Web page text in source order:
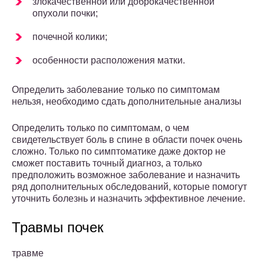
опухоли почки;
почечной колики;
особенности расположения матки.
Определить заболевание только по симптомам
нельзя, необходимо сдать дополнительные анализы
Определить только по симптомам, о чем
свидетельствует боль в спине в области почек очень
сложно. Только по симптоматике даже доктор не
сможет поставить точный диагноз, а только
предположить возможное заболевание и назначить
ряд дополнительных обследований, которые помогут
уточнить болезнь и назначить эффективное лечение.
Травмы почек
травме